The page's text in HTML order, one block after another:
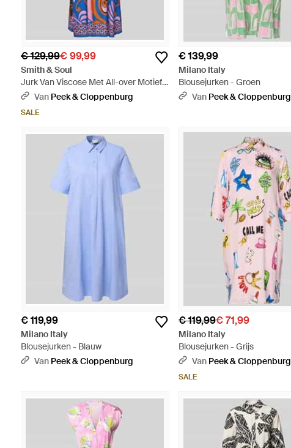
€ 129,99€ 99,99
Smith & Soul
Jurk Van Viscose Met All-over Motief -
Blauw
Van Peek & Cloppenburg
SALE
€ 139,99
Milano Italy
Blousejurken - Groen
Van Peek & Cloppenburg
€ 119,99
Milano Italy
Blousejurken - Blauw
Van Peek & Cloppenburg
€ 119,99€ 71,99
Milano Italy
Blousejurken - Grijs
Van Peek & Cloppenburg
SALE